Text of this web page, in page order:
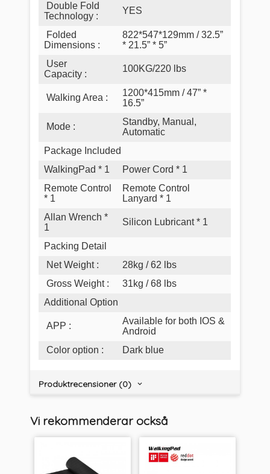
Double Fold
Technology :
YES
Folded
Dimensions :
822*547*129mm / 32.5”
* 21.5” * 5”
User
Capacity :
100KG/220 lbs
Walking Area :
1200*415mm / 47” *
16.5”
Mode :
Standby, Manual,
Automatic
Package Included
WalkingPad * 1
Power Cord * 1
Remote Control
* 1
Remote Control
Lanyard * 1
Allan Wrench *
1
Silicon Lubricant * 1
Packing Detail
Net Weight:
28kg / 62 lbs
Gross Weight:
31kg / 68 lbs
Additional Option
APP :
Available for both IOS &
Android
Color option : Dark blue
Produktrecensioner (0)
Vi rekommenderar också